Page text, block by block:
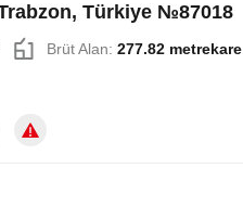
Türkiye №87018
Brüt Alan: 277.82 metrekare